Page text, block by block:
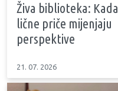
Živa biblioteka: Kada
lične priče mijenjaju
perspektive
21. 07. 2026